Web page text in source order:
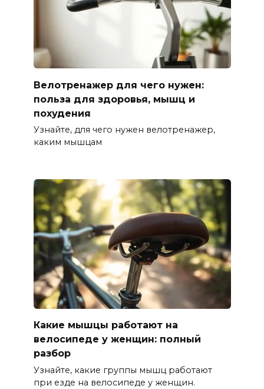
Велотренажер для чего нужен:
польза для здоровья, мышц и
похудения
Узнайте, для чего нужен велотренажер,
каким мышцам
Какие мышцы работают на
велосипеде у женщин: полный
разбор
Узнайте, какие группы мышц работают
при езде на велосипеде у женщин.